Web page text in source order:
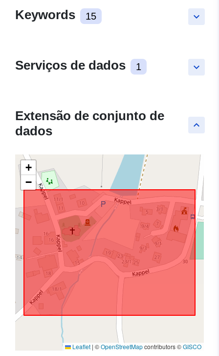
keyboard_arrow_down
Keywords 15
keyboard_arrow_down
Serviços de dados 1
keyboard_arrow_up
Extensão de conjunto de
dados
+
−
Leaflet | ©OpenStreetMapcontributors ©GISCO